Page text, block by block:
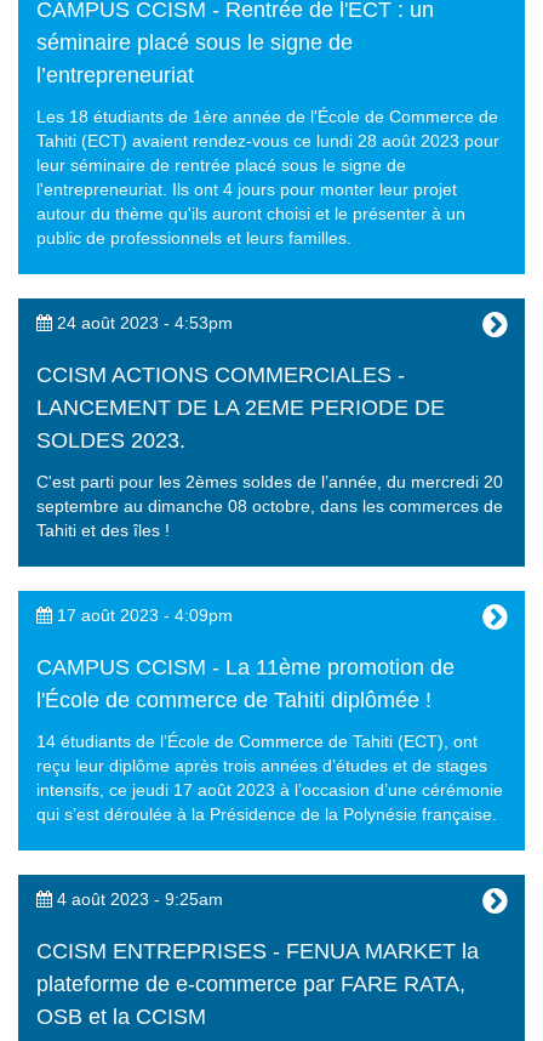
CAMPUS CCISM - Rentrée de l'ECT : un
séminaire placé sous le signe de
l’entrepreneuriat
Les 18 étudiants de 1ère année de l'École de Commerce de
Tahiti (ECT) avaient rendez-vous ce lundi 28 août 2023 pour
leur séminaire de rentrée placé sous le signe de
l'entrepreneuriat. Ils ont 4 jours pour monter leur projet
autour du thème qu'ils auront choisi et le présenter à un
public de professionnels et leurs familles.
24 août 2023 - 4:53pm
CCISM ACTIONS COMMERCIALES -
LANCEMENT DE LA 2EME PERIODE DE
SOLDES 2023.
C'est parti pour les 2èmes soldes de l’année, du mercredi 20
septembre au dimanche 08 octobre, dans les commerces de
Tahiti et des îles !
17 août 2023 - 4:09pm
CAMPUS CCISM - La 11ème promotion de
l'École de commerce de Tahiti diplômée !
14 étudiants de l’École de Commerce de Tahiti (ECT), ont
reçu leur diplôme après trois années d’études et de stages
intensifs, ce jeudi 17 août 2023 à l’occasion d’une cérémonie
qui s’est déroulée à la Présidence de la Polynésie française.
4 août 2023 - 9:25am
CCISM ENTREPRISES - FENUA MARKET la
plateforme de e-commerce par FARE RATA,
OSB et la CCISM